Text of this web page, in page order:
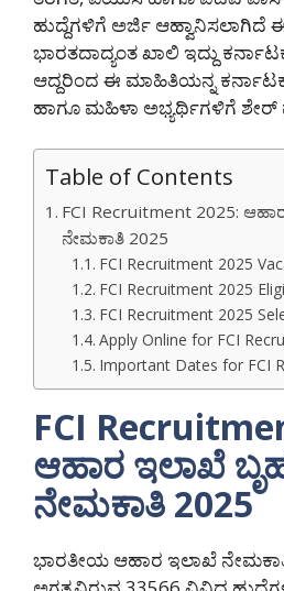
ಹುದ್ದೆಗಳಿಗೆ ಅರ್ಜಿ ಆಹ್ವಾನಿಸಲಾಗಿದೆ
ಭಾರತದಾದ್ಯಂತ ಖಾಲಿ ಇದ್ದು
ಆದ್ದರಿಂದ ಈ ಮಾಹಿತಿಯನ್ನ
ಹಾಗೂ ಮಹಿಳಾ ಅಭ್ಯರ್ಥಿಗಳಿಗೆ
Table of Contents
FCI Recruitment 2025:
ನೇಮಕಾತಿ 2025
FCI Recruitment 2025
FCI Recruitment 2025
FCI Recruitment 2025
Apply Online for FCI
Important Dates for FCI
FCI
ಆಹಾರ ಇಲಾಖೆ
ನೇಮಕಾತಿ 2025
ಭಾರತೀಯ ಆಹಾರ ಇಲಾಖೆ